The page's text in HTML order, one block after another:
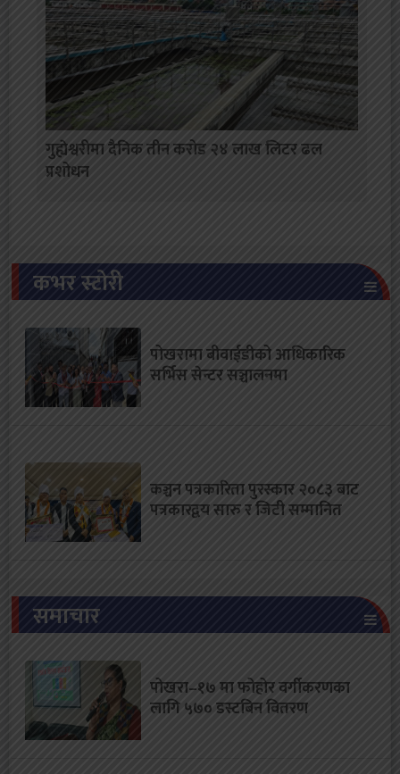
गुह्येश्वरीमा दैनिक तीन करोड २४ लाख लिटर ढल
प्रशोधन
कभर स्टोरी
पोखरामा बीवाईडीको आधिकारिक
सर्भिस सेन्टर सञ्चालनमा
कञ्चन पत्रकारिता पुरस्कार २०८३ बाट
पत्रकारद्वय सारु र जिटी सम्मानित
समाचार
पोखरा–१७ मा फोहोर वर्गीकरणका
लागि ५७० डस्टबिन वितरण